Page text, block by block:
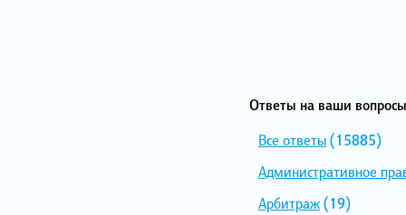
Ответы на ваши
Все ответы(15885)
Административное
Арбитраж(19)